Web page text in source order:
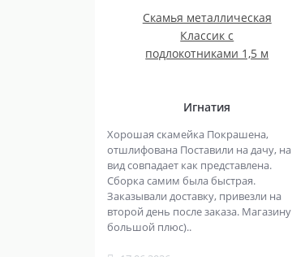
Скамья металлическая
Классик с
подлокотниками 1,5 м
Игнатия
Хорошая скамейка Покрашена,
отшлифована Поставили на дачу, на
вид совпадает как представлена.
Сборка самим была быстрая.
Заказывали доставку, привезли на
второй день после заказа. Магазину
большой плюс)..